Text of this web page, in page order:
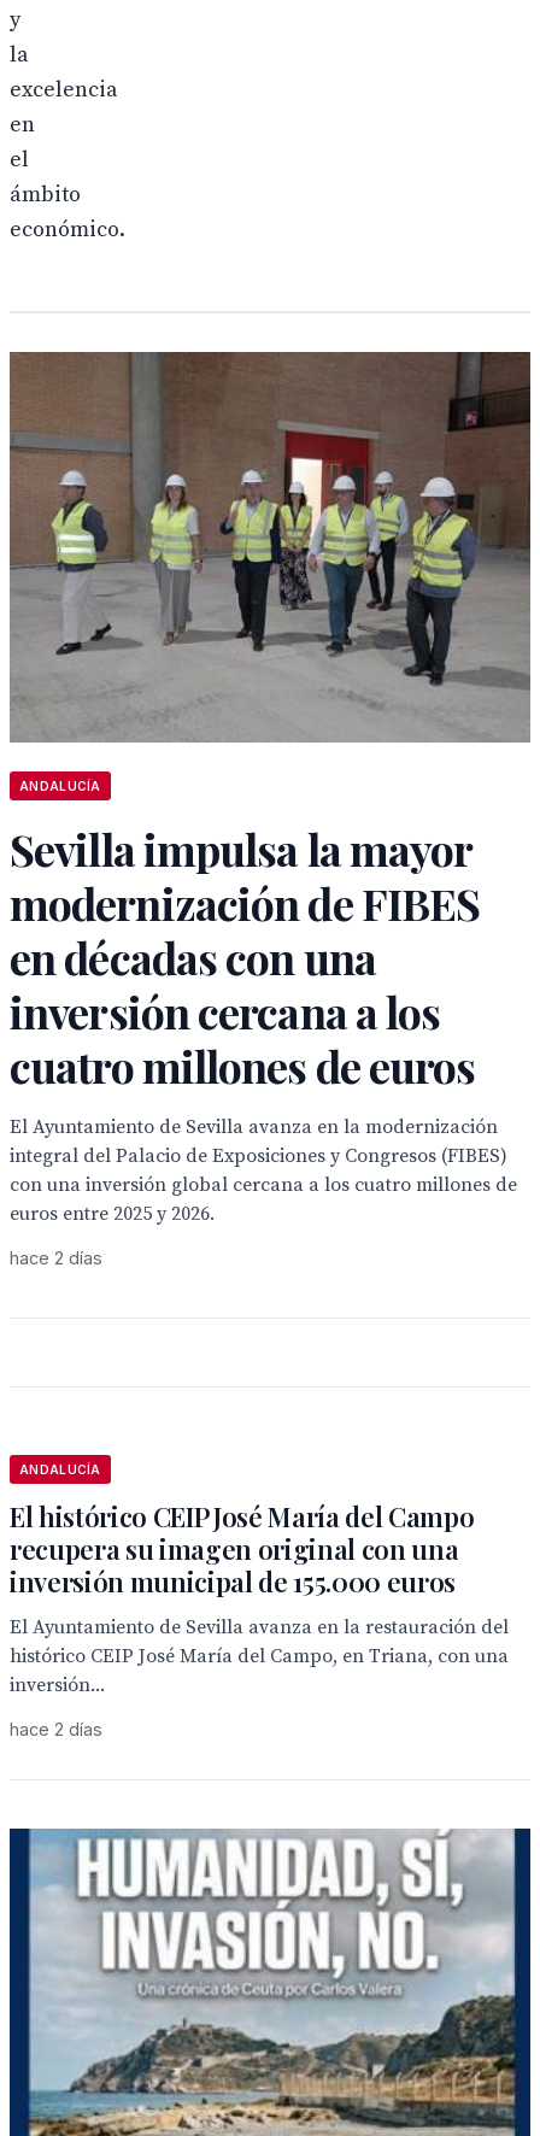
y
la
excelencia
en
el
ámbito
económico.
ANDALUCÍA
Sevilla impulsa la mayor
modernización de FIBES
en décadas con una
inversión cercana a los
cuatro millones de euros
El Ayuntamiento de Sevilla avanza en la modernización
integral del Palacio de Exposiciones y Congresos (FIBES)
con una inversión global cercana a los cuatro millones de
euros entre 2025 y 2026.
hace 2 días
ANDALUCÍA
El histórico CEIP José María del Campo
recupera su imagen original con una
inversión municipal de 155.000 euros
El Ayuntamiento de Sevilla avanza en la restauración del
histórico CEIP José María del Campo, en Triana, con una
inversión...
hace 2 días